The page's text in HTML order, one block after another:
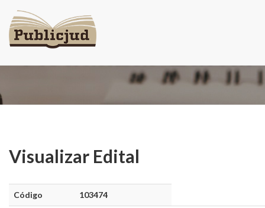
Visualizar Edital
Visualizar Edital
Código 103474